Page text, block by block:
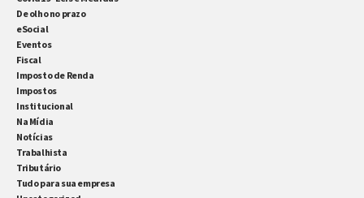
De olho no prazo
eSocial
Eventos
Fiscal
Imposto de Renda
Impostos
Institucional
Na Mídia
Notícias
Trabalhista
Tributário
Tudo para sua empresa